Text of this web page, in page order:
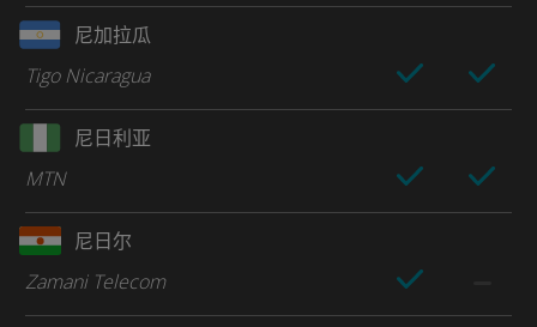
尼加拉瓜
Tigo Nicaragua
尼日利亚
MTN
尼日尔
Zamani Telecom